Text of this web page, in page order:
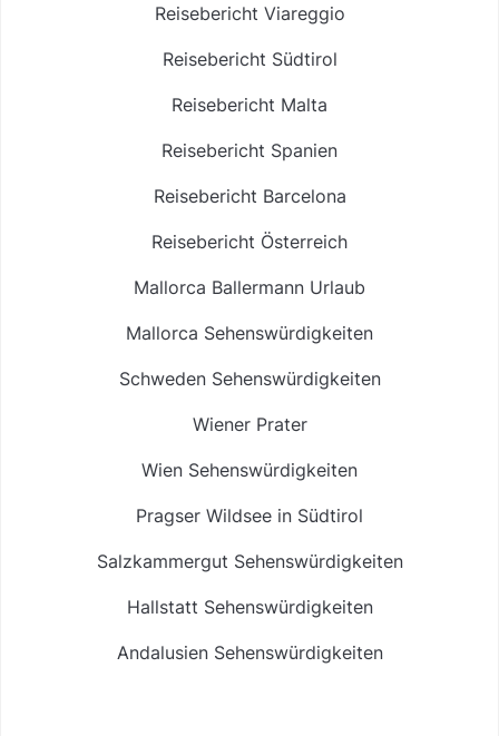
Reisebericht Viareggio
Reisebericht Südtirol
Reisebericht Malta
Reisebericht Spanien
Reisebericht Barcelona
Reisebericht Österreich
Mallorca Ballermann Urlaub
Mallorca Sehenswürdigkeiten
Schweden Sehenswürdigkeiten
Wiener Prater
Wien Sehenswürdigkeiten
Pragser Wildsee in Südtirol
Salzkammergut Sehenswürdigkeiten
Hallstatt Sehenswürdigkeiten
Andalusien Sehenswürdigkeiten